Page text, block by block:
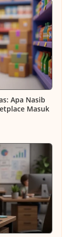
Apa Nasib
Masuk